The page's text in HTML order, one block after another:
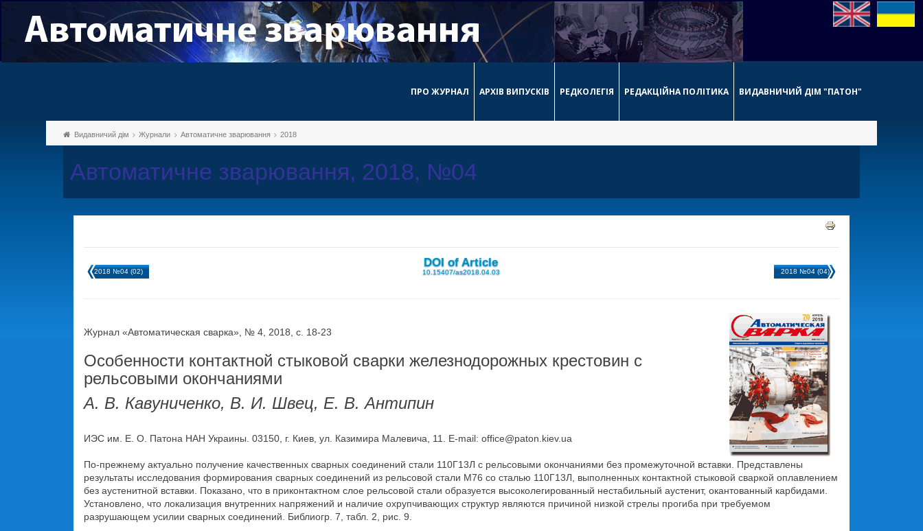
ПРО ЖУРНАЛ АРХІВ ВИПУСКІВ РЕДКОЛЕГІЯ РЕДАКЦІЙНА ПОЛІТИКА ВИДАВНИЧИЙ ДІМ "ПАТОН"
Видавничий дім Журнали Автоматичне зварювання 2018
Автоматичне зварювання, 2018, №04
2018 №04 (02)
DOI of Article
10.15407/as2018.04.03 2018 №04 (04)
Журнал «Автоматическая сварка», № 4, 2018, с. 18-23
Особенности контактной стыковой сварки железнодорожных крестовин с
рельсовыми окончаниями
А. В. Кавуниченко, В. И. Швец, Е. В. Антипин
ИЭС им. Е. О. Патона НАН Украины. 03150, г. Киев, ул. Казимира Малевича, 11. E-mail: office@paton.kiev.ua
По-прежнему актуально получение качественных сварных соединений стали 110Г13Л с рельсовыми окончаниями без промежуточной вставки. Представлены
результаты исследования формирования сварных соединений из рельсовой стали М76 со сталью 110Г13Л, выполненных контактной стыковой сваркой оплавлением
без аустенитной вставки. Показано, что в приконтактном слое рельсовой стали образуется высоколегированный нестабильный аустенит, окантованный карбидами.
Установлено, что локализация внутренних напряжений и наличие охрупчивающих структур являются причиной низкой стрелы прогиба при требуемом
разрушающем усилии сварных соединений. Библиогр. 7, табл. 2, рис. 9.